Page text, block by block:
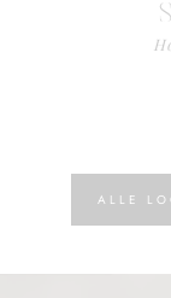
ALLE